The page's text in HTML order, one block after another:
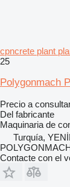
cpncrete plant
25
Polygonmach
Precio a
Del fabricante
Maquinaria de
Turquía,
Contacte con el